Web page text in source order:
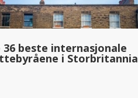
36 beste internasjonale
i Storbritannia